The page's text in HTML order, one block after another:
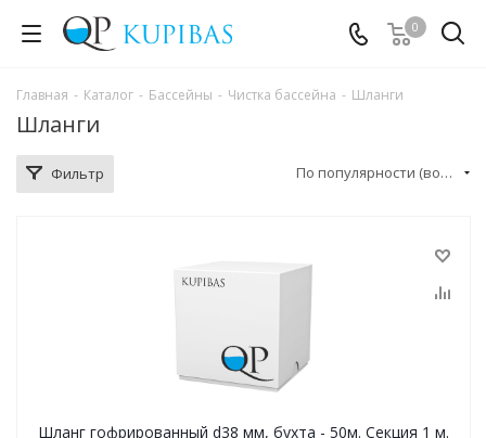
0
Главная - Каталог - Бассейны - Чистка бассейна - Шланги
Шланги
Фильтр По популярности (возрастание)
Шланг гофрированный d38 мм, бухта - 50м. Секция 1 м.